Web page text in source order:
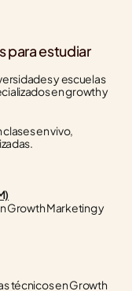
para estudiar
y escuelas
en growth y
en vivo,
Growth Marketing y
técnicos en Growth